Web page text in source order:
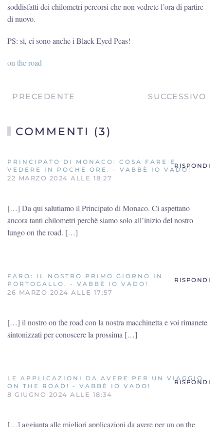
soddisfatti dei chilometri percorsi che non vedrete l’ora di partire
di nuovo.
PS: sì, ci sono anche i Black Eyed Peas!
on the road
PRECEDENTE SUCCESSIVO
COMMENTI (3)
PRINCIPATO DI MONACO: COSA FARE E
VEDERE IN POCHE ORE. - VABBÈ IO VADO!
22 MARZO 2024 ALLE 18:27
RISPONDI
[…] Da qui salutiamo il Principato di Monaco. Ci aspettano
ancora tanti chilometri perchè siamo solo all’inizio del nostro
lungo on the road. […]
FARO: IL NOSTRO PRIMO GIORNO IN
PORTOGALLO. - VABBÈ IO VADO!
26 MARZO 2024 ALLE 17:57
RISPONDI
[…] il nostro on the road con la nostra macchinetta e voi rimanete
sintonizzati per conoscere la prossima […]
LE APPLICAZIONI DA AVERE PER UN VIAGGIO
ON THE ROAD! - VABBÈ IO VADO!
8 GIUGNO 2024 ALLE 18:34
RISPONDI
[…] aggiunta alle migliori applicazioni da avere per un on the